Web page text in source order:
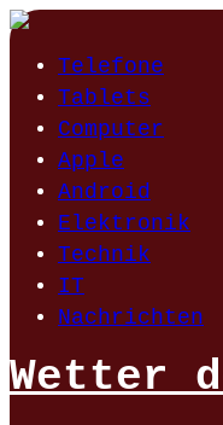
Telefone
Tablets
Computer
Apple
Android
Elektronik
Technik
IT
Nachrichten
Wetter